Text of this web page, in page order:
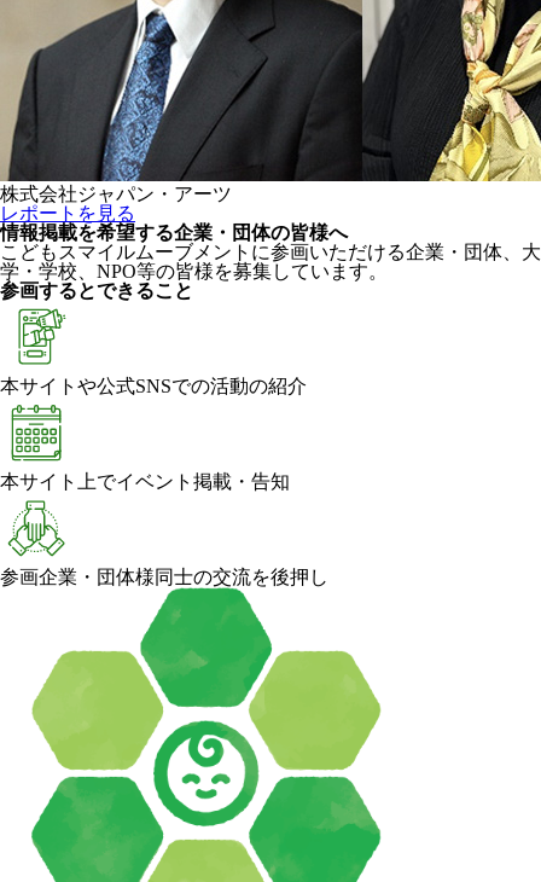
株式会社ジャパン・アーツ
レポートを見る
情報掲載を希望する企業・団体の皆様へ
こどもスマイルムーブメントに参画いただける企業・団体、大
学・学校、NPO等の皆様を募集しています。
参画するとできること
本サイトや公式SNSでの活動の紹介
本サイト上でイベント掲載・告知
参画企業・団体様同士の交流を後押し